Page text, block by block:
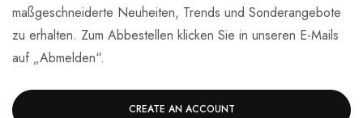
maßgeschneiderte Neuheiten, Trends und Sonderangebote
zu erhalten. Zum Abbestellen klicken Sie in unseren E-Mails
auf „Abmelden“.
CREATE AN ACCOUNT